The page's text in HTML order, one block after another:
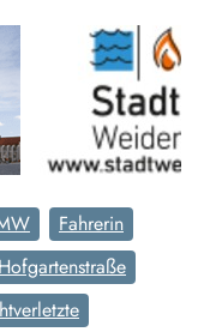
Fahrerin
Hofgartenstraße